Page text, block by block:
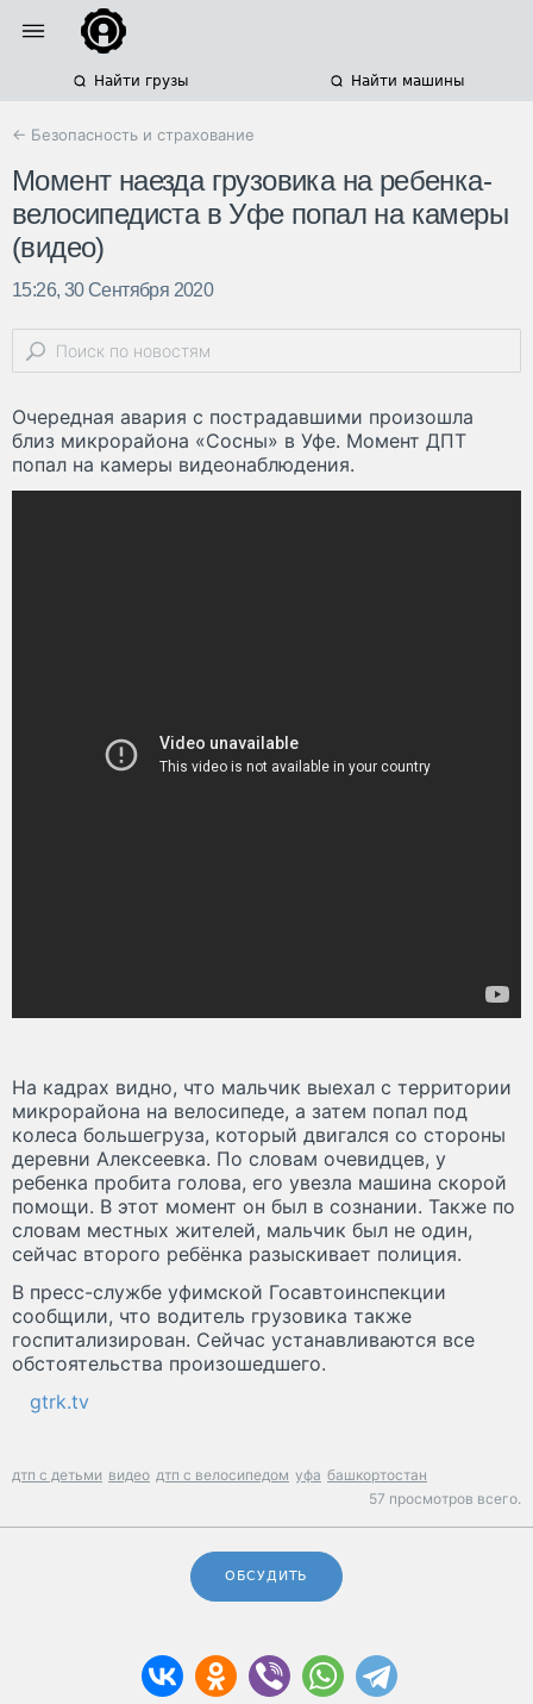
Найти грузы Найти машины
← Безопасность и страхование
Момент наезда грузовика на ребенка-
велосипедиста в Уфе попал на камеры
(видео)
15:26, 30 Сентября 2020
Очередная авария с пострадавшими произошла
близ микрорайона «Сосны» в Уфе. Момент ДПТ
попал на камеры видеонаблюдения.
На кадрах видно, что мальчик выехал с территории
микрорайона на велосипеде, а затем попал под
колеса большегруза, который двигался со стороны
деревни Алексеевка. По словам очевидцев, у
ребенка пробита голова, его увезла машина скорой
помощи. В этот момент он был в сознании. Также по
словам местных жителей, мальчик был не один,
сейчас второго ребёнка разыскивает полиция.
В пресс-службе уфимской Госавтоинспекции
сообщили, что водитель грузовика также
госпитализирован. Сейчас устанавливаются все
обстоятельства произошедшего.
gtrk.tv
дтп с детьми видео дтп с велосипедом уфа башкортостан
57 просмотров всего.
ОБСУДИТЬ